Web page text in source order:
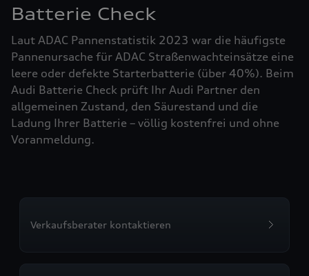
Batterie Check
Laut ADAC Pannenstatistik 2023 war die häufigste
Pannenursache für ADAC Straßenwachteinsätze eine
leere oder defekte Starterbatterie (über 40%). Beim
Audi Batterie Check prüft Ihr Audi Partner den
allgemeinen Zustand, den Säurestand und die
Ladung Ihrer Batterie – völlig kostenfrei und ohne
Voranmeldung.
Verkaufsberater kontaktieren